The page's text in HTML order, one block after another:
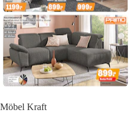
Möbel Kraft